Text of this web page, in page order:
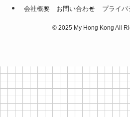
会社概要 お問い合わせ プライバ
© 2025 My Hong Kong All